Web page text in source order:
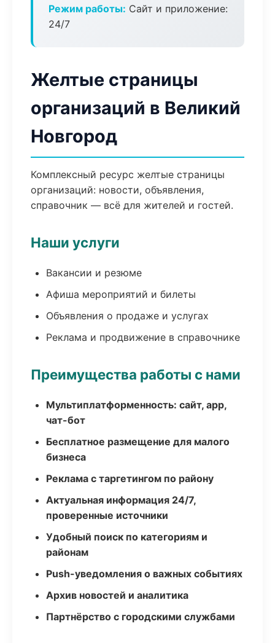
Режим работы: Сайт и приложение:
24/7
Желтые страницы
организаций в Великий
Новгород
Комплексный ресурс желтые страницы
организаций: новости, объявления,
справочник — всё для жителей и гостей.
Наши услуги
Вакансии и резюме
Афиша мероприятий и билеты
Объявления о продаже и услугах
Реклама и продвижение в справочнике
Преимущества работы с нами
Мультиплатформенность: сайт, app,
чат-бот
Бесплатное размещение для малого
бизнеса
Реклама с таргетингом по району
Актуальная информация 24/7,
проверенные источники
Удобный поиск по категориям и
районам
Push-уведомления о важных событиях
Архив новостей и аналитика
Партнёрство с городскими службами